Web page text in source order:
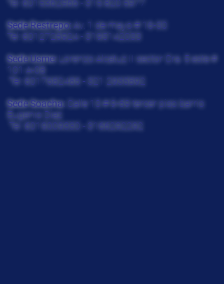
Tel: 6015362966 - 315 820 5977
Sede Restrepo: Av. 1 de mayo # 16-30
Tel: 6012726924- 3195142033
Sede Usme: Lorenzo Alcatuz II sector Cra. 5 este #
101 A-08
Tel: 6017682486 - 321 2935892
Sede Soacha: Calle 13 # 9-69 tercer piso barrio
Eugenio Diaz
Tel: 6019009330 - 3166292292